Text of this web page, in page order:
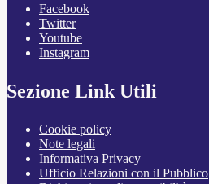
Facebook
Twitter
Youtube
Instagram
Sezione Link Utili
Cookie policy
Note legali
Informativa Privacy
Ufficio Relazioni con il Pubblico